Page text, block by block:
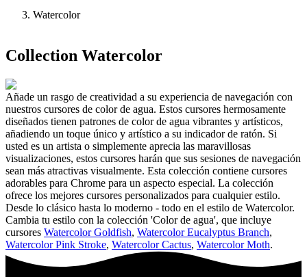
Watercolor
Collection Watercolor
Añade un rasgo de creatividad a su experiencia de navegación con
nuestros cursores de color de agua. Estos cursores hermosamente
diseñados tienen patrones de color de agua vibrantes y artísticos,
añadiendo un toque único y artístico a su indicador de ratón. Si
usted es un artista o simplemente aprecia las maravillosas
visualizaciones, estos cursores harán que sus sesiones de navegación
sean más atractivas visualmente. Esta colección contiene cursores
adorables para Chrome para un aspecto especial. La colección
ofrece los mejores cursores personalizados para cualquier estilo.
Desde lo clásico hasta lo moderno - todo en el estilo de Watercolor.
Cambia tu estilo con la colección 'Color de agua', que incluye
cursores Watercolor Goldfish, Watercolor Eucalyptus Branch,
Watercolor Pink Stroke, Watercolor Cactus, Watercolor Moth.